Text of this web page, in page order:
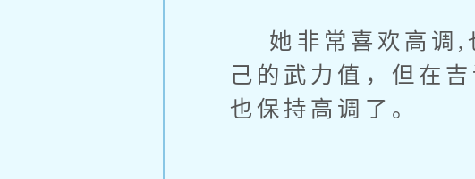
她非常喜欢高调,
己的武力值，但在
也保持高调了。